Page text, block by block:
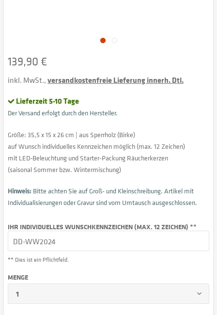
139,90 €
inkl. MwSt.,versandkostenfreie Lieferung innerh. Dtl.
Lieferzeit 5-10 Tage
Der Versand erfolgt durch den Hersteller.
Größe: 35,5 x 15 x 26 cm | aus Sperrholz (Birke)
auf Wunsch individuelles Kennzeichen möglich (max. 12 Zeichen)
mit LED-Beleuchtung und Starter-Packung Räucherkerzen
(saisonal Sommer bzw. Wintermischung)
Hinweis: Bitte achten Sie auf Groß- und Kleinschreibung. Artikel mit
Individualisierungen oder Gravur sind vom Umtausch ausgeschlossen.
IHR INDIVIDUELLES WUNSCHKENNZEICHEN (MAX. 12 ZEICHEN) **
** Dies ist ein Pflichtfeld.
MENGE